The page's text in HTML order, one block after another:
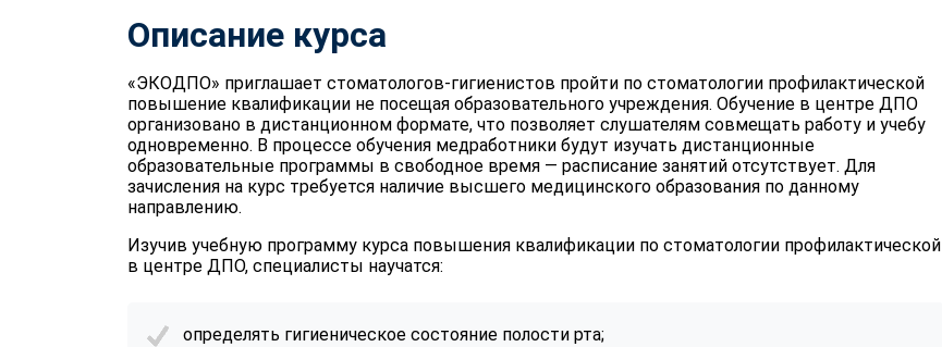
Описание курса
«ЭКОДПО» приглашает стоматологов-гигиенистов пройти по стоматологии профилактической
повышение квалификации не посещая образовательного учреждения. Обучение в центре ДПО
организовано в дистанционном формате, что позволяет слушателям совмещать работу и учебу
одновременно. В процессе обучения медработники будут изучать дистанционные
образовательные программы в свободное время — расписание занятий отсутствует. Для
зачисления на курс требуется наличие высшего медицинского образования по данному
направлению.
Изучив учебную программу курса повышения квалификации по стоматологии профилактической
в центре ДПО, специалисты научатся:
определять гигиеническое состояние полости рта;